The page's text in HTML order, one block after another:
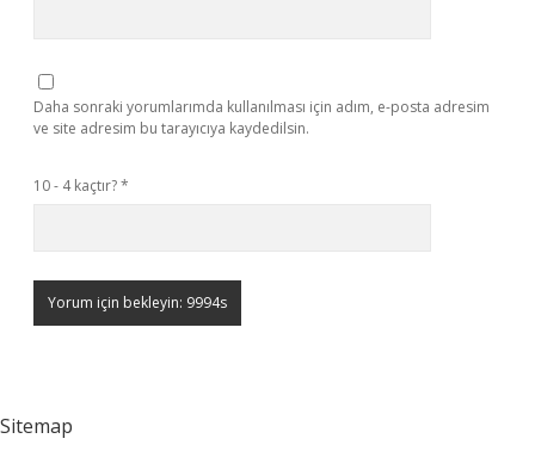
Daha sonraki yorumlarımda kullanılması için adım, e-posta adresim
ve site adresim bu tarayıcıya kaydedilsin.
10 - 4 kaçtır?*
Sitemap